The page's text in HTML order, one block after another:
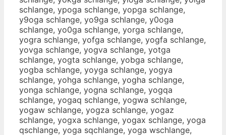
schlange, ypoga schlange, yopga schlange,
y9oga schlange, yo9ga schlange, y0oga
schlange, yo0ga schlange, yorga schlange,
yogra schlange, yofga schlange, yogfa schlange,
yovga schlange, yogva schlange, yotga
schlange, yogta schlange, yobga schlange,
yogba schlange, yoyga schlange, yogya
schlange, yohga schlange, yogha schlange,
yonga schlange, yogna schlange, yogqa
schlange, yogaq schlange, yogwa schlange,
yogaw schlange, yogza schlange, yogaz
schlange, yogxa schlange, yogax schlange, yoga
qschlange, yoga sqchlange, yoga wschlange,